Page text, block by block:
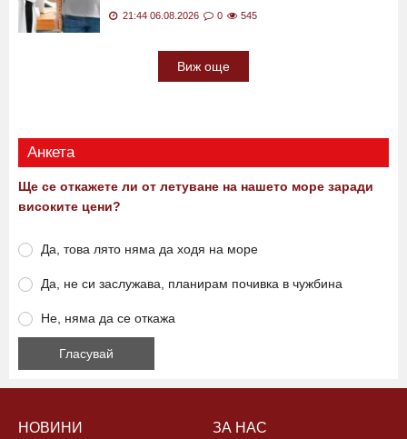
21:44 06.08.2026 0 545
Виж още
Анкета
Ще се откажете ли от летуване на нашето море заради
високите цени?
Да, това лято няма да ходя на море
Да, не си заслужава, планирам почивка в чужбина
Не, няма да се откажа
НОВИНИ ЗА НАС